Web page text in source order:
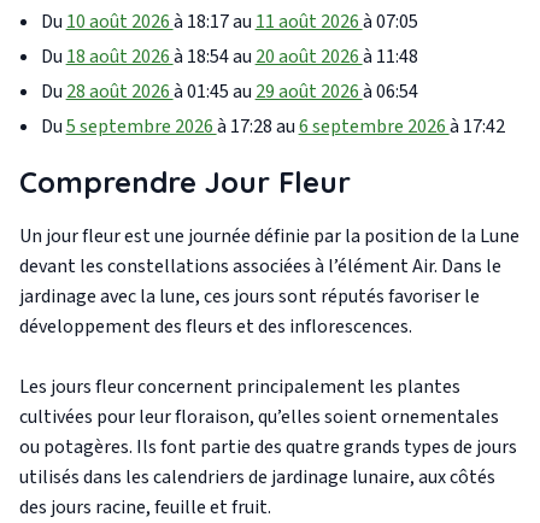
Du 10 août 2026à 18:17 au 11 août 2026à 07:05
Du 18 août 2026à 18:54 au 20 août 2026à 11:48
Du 28 août 2026à 01:45 au 29 août 2026à 06:54
Du5 septembre 2026à 17:28 au6 septembre 2026à 17:42
Comprendre Jour Fleur
Un jour fleur est une journée définie par la position de la Lune
devant les constellations associées à l’élément Air. Dans le
jardinage avec la lune, ces jours sont réputés favoriser le
développement des fleurs et des inflorescences.
Les jours fleur concernent principalement les plantes
cultivées pour leur floraison, qu’elles soient ornementales
ou potagères. Ils font partie des quatre grands types de jours
utilisés dans les calendriers de jardinage lunaire, aux côtés
des jours racine, feuille et fruit.